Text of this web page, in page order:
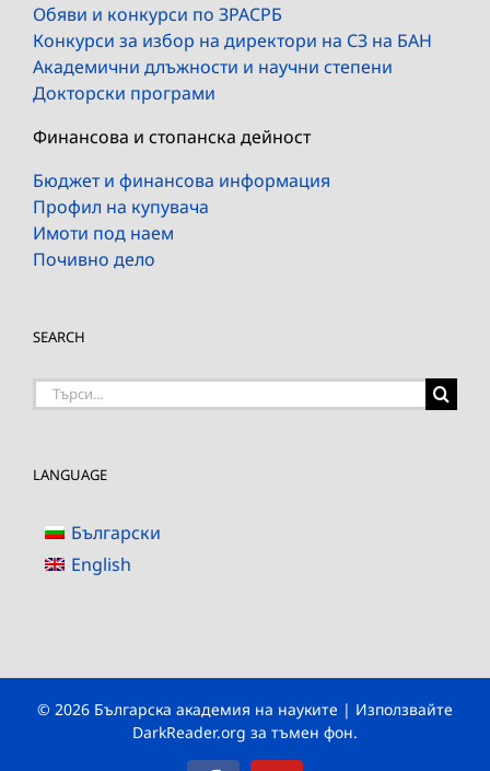
Обяви и конкурси по ЗРАСРБ
Конкурси за избор на директори на СЗ на БАН
Академични длъжности и научни степени
Докторски програми
Финансова и стопанска дейност
Бюджет и финансова информация
Профил на купувача
Имоти под наем
Почивно дело
SEARCH
Търсене
LANGUAGE
Български
English
© 2026 Българска академия на науките | Използвайте
DarkReader.org за тъмен фон.